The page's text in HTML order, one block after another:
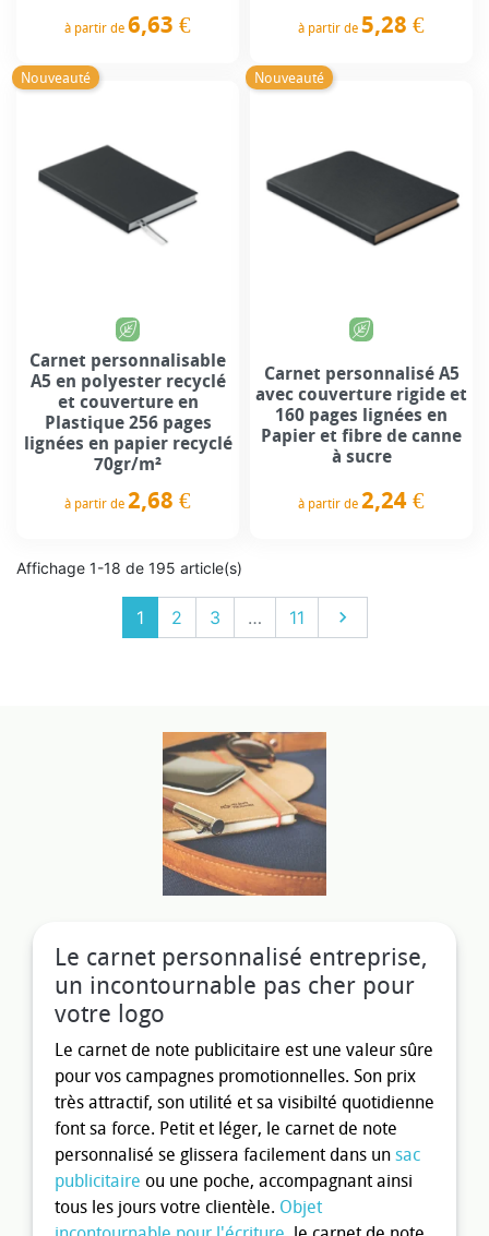
Le carnet personnalisé entreprise,
un incontournable pas cher pour
votre logo
Le carnet de note publicitaire est une valeur sûre
pour vos campagnes promotionnelles. Son prix
très attractif, son utilité et sa visibilté quotidienne
font sa force. Petit et léger, le carnet de note
personnalisé se glissera facilement dans un sac
publicitaire ou une poche, accompagnant ainsi
tous les jours votre clientèle. Objet
à partir de 6,63 € à partir de 5,28 €
Nouveauté
Carnet personnalisable
A5 en polyester recyclé
et couverture en
Plastique 256 pages
lignées en papier recyclé
70gr/m²
à partir de 2,68 €
Nouveauté
Carnet personnalisé A5
avec couverture rigide et
160 pages lignées en
Papier et fibre de canne
à sucre
à partir de 2,24 €
Affichage 1-18 de 195 article(s)
1 2 3 … 11 Suivant
